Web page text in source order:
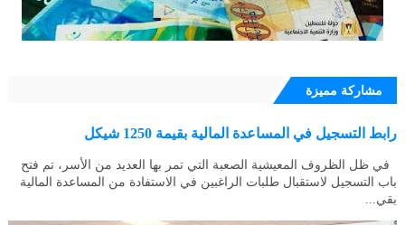
مشاركة مميزة
رابط التسجيل في المساعدة المالية بقيمة 1250 شيكل
في ظل الظروف المعيشية الصعبة التي تمر بها العديد من الأسر، تم فتح
باب التسجيل لاستقبال طلبات الراغبين في الاستفادة من المساعدة المالية
بقي...